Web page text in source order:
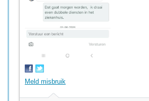
Meld misbruik